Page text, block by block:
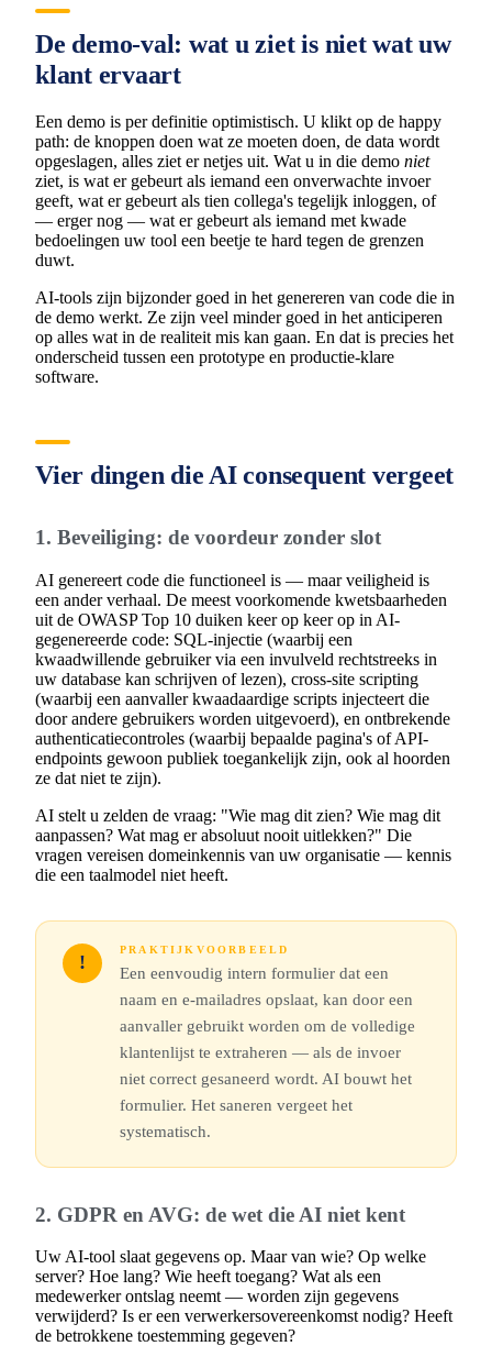
De demo-val: wat u ziet is niet wat uw
klant ervaart
Een demo is per definitie optimistisch. U klikt op de happy
path: de knoppen doen wat ze moeten doen, de data wordt
opgeslagen, alles ziet er netjes uit. Wat u in die demo niet
ziet, is wat er gebeurt als iemand een onverwachte invoer
geeft, wat er gebeurt als tien collega's tegelijk inloggen, of
— erger nog — wat er gebeurt als iemand met kwade
bedoelingen uw tool een beetje te hard tegen de grenzen
duwt.
AI-tools zijn bijzonder goed in het genereren van code die in
de demo werkt. Ze zijn veel minder goed in het anticiperen
op alles wat in de realiteit mis kan gaan. En dat is precies het
onderscheid tussen een prototype en productie-klare
software.
Vier dingen die AI consequent vergeet
1. Beveiliging: de voordeur zonder slot
AI genereert code die functioneel is — maar veiligheid is
een ander verhaal. De meest voorkomende kwetsbaarheden
uit de OWASP Top 10 duiken keer op keer op in AI-
gegenereerde code: SQL-injectie (waarbij een
kwaadwillende gebruiker via een invulveld rechtstreeks in
uw database kan schrijven of lezen), cross-site scripting
(waarbij een aanvaller kwaadaardige scripts injecteert die
door andere gebruikers worden uitgevoerd), en ontbrekende
authenticatiecontroles (waarbij bepaalde pagina's of API-
endpoints gewoon publiek toegankelijk zijn, ook al hoorden
ze dat niet te zijn).
AI stelt u zelden de vraag: "Wie mag dit zien? Wie mag dit
aanpassen? Wat mag er absoluut nooit uitlekken?" Die
vragen vereisen domeinkennis van uw organisatie — kennis
die een taalmodel niet heeft.
!
PRAKTIJKVOORBEELD
Een eenvoudig intern formulier dat een
naam en e-mailadres opslaat, kan door een
aanvaller gebruikt worden om de volledige
klantenlijst te extraheren — als de invoer
niet correct gesaneerd wordt. AI bouwt het
formulier. Het saneren vergeet het
systematisch.
2. GDPR en AVG: de wet die AI niet kent
Uw AI-tool slaat gegevens op. Maar van wie? Op welke
server? Hoe lang? Wie heeft toegang? Wat als een
medewerker ontslag neemt — worden zijn gegevens
verwijderd? Is er een verwerkersovereenkomst nodig? Heeft
de betrokkene toestemming gegeven?